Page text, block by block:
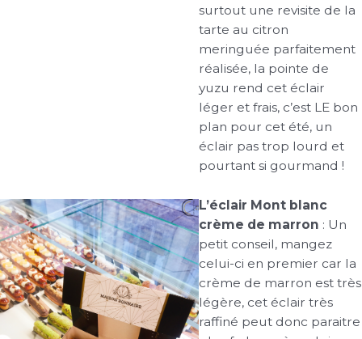
surtout une revisite de la
tarte au citron
meringuée parfaitement
réalisée, la pointe de
yuzu rend cet éclair
léger et frais, c’est LE bon
plan pour cet été, un
éclair pas trop lourd et
pourtant si gourmand !
L’éclair Mont blanc
crème de marron : Un
petit conseil, mangez
celui-ci en premier car la
crème de marron est très
légère, cet éclair très
raffiné peut donc paraitre